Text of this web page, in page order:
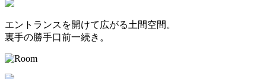
エントランスを開けて広がる土間空間。
裏手の勝手口前一続き。